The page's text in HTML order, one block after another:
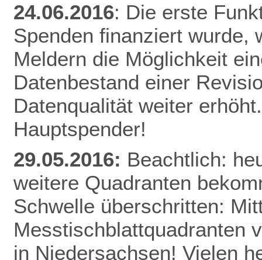
24.06.2016: Die erste
Spenden finanziert wurde,
Meldern die Möglichkeit
Datenbestand einer
Datenqualität weiter
Hauptspender!
29.05.2016: Beachtlich:
weitere Quadranten
Schwelle überschritten:
Messtischblattquadranten
in Niedersachsen! Vielen